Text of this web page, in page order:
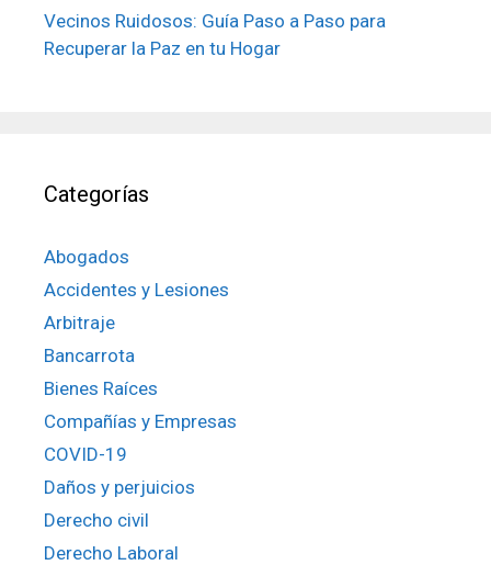
Vecinos Ruidosos: Guía Paso a Paso para
Recuperar la Paz en tu Hogar
Categorías
Abogados
Accidentes y Lesiones
Arbitraje
Bancarrota
Bienes Raíces
Compañías y Empresas
COVID-19
Daños y perjuicios
Derecho civil
Derecho Laboral